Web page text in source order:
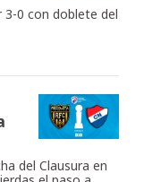
3-0 con doblete del
del Clausura en